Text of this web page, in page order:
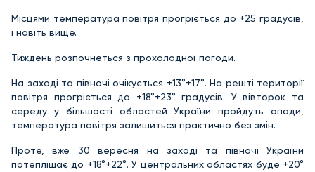
Місцями температура повітря прогріється до +25 градусів,
і навіть вище.
Тиждень розпочнеться з прохолодної погоди.
На заході та півночі очікується +13°+17°. На решті території
повітря прогріється до +18°+23° градусів. У вівторок та
середу у більшості областей України пройдуть опади,
температура повітря залишиться практично без змін.
Проте, вже 30 вересня на заході та півночі України
потеплішає до +18°+22°. У центральних областях буде +20°